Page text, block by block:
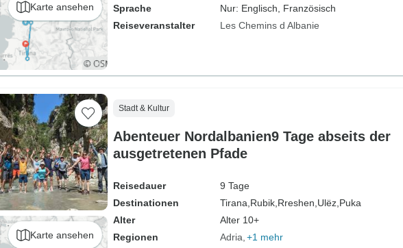
Karte ansehen
Sprache
Nur: Englisch, Französisch
Reiseveranstalter
Les Chemins d Albanie
Karte ansehen
Stadt & Kultur
Abenteuer Nordalbanien9 Tage abseits der
ausgetretenen Pfade
Reisedauer
9 Tage
Destinationen
Tirana, Rubik, Rreshen, Ulëz, Puka
Alter
Alter 10+
Regionen
Adria +1 mehr